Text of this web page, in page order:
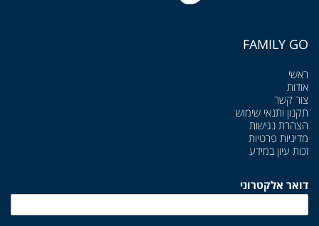
FAMILY GO
ראשי
אודות
צור קשר
תקנון ותנאי שימוש
הצהרת נגישות
מדיניות פרטיות
זכות עיון במידע
דואר אלקטרוני